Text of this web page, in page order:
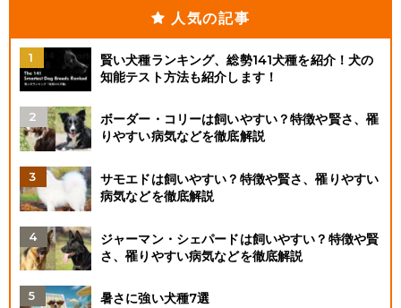
人気の記事
賢い犬種ランキング、総勢141犬種を紹介！犬の
知能テスト方法も紹介します！
ボーダー・コリーは飼いやすい？特徴や賢さ、罹
りやすい病気などを徹底解説
サモエドは飼いやすい？特徴や賢さ、罹りやすい
病気などを徹底解説
ジャーマン・シェパードは飼いやすい？特徴や賢
さ、罹りやすい病気などを徹底解説
暑さに強い犬種7選